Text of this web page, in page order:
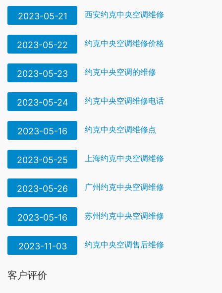
2023-05-21 西安约克中央空调维修
2023-05-22 约克中央空调维修价格
2023-05-23 约克中央空调的维修
2023-05-24 约克中央空调维修电话
2023-05-16 约克中央空调维修点
2023-05-25 上海约克中央空调维修
2023-05-26 广州约克中央空调维修
2023-05-16 苏州约克中央空调维修
2023-11-03 约克中央空调售后维修
客户评价